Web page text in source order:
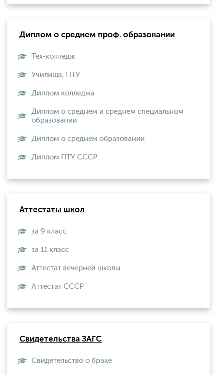
Диплом о среднем проф. образовании
Тех-колледж
Училища, ПТУ
Диплом колледжа
Диплом о среднем и среднем специальном
образовании
Диплом о среднем образовании
Диплом ПТУ СССР
Аттестаты школ
за 9 класс
за 11 класс
Аттестат вечерней школы
Aттестат СССР
Свидетельства ЗАГС
Свидетельство о браке